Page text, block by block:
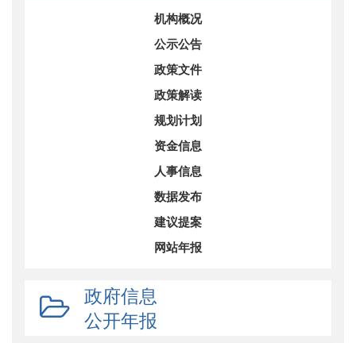
机构概况
公示公告
政策文件
政策解读
规划计划
资金信息
人事信息
数据发布
建议提案
网站年报
政府信息
公开年报